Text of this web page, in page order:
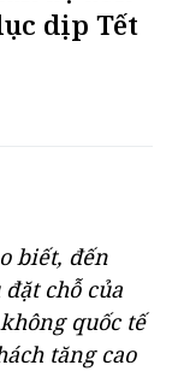
dịp Tết
biết, đến
chỗ của
quốc tế
tăng cao